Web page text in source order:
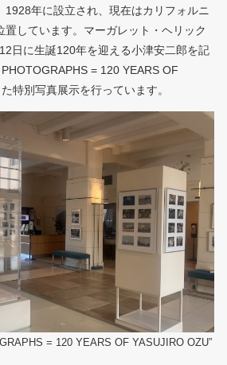
1928年に設立され、現在はカリフォルニ
置しています。マーガレット・ヘリック
日に生誕120年を迎える小津安二郎を記
= 120 YEARS OF
特別写真展示を行っています。
= 120 YEARS OF YASUJIRO OZU”